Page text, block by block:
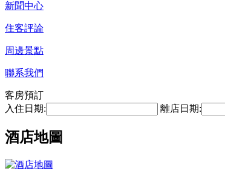
新聞中心
住客評論
周邊景點
聯系我們
客房預訂
入住日期:
離店日期:
酒店地圖